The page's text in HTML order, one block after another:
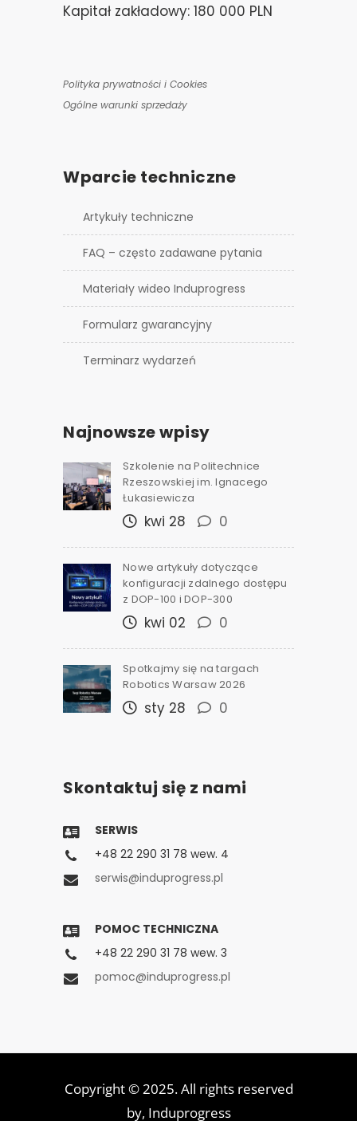
Kapitał zakładowy: 180 000 PLN
Polityka prywatności i Cookies
Ogólne warunki sprzedaży
Wparcie techniczne
Artykuły techniczne
FAQ – często zadawane pytania
Materiały wideo Induprogress
Formularz gwarancyjny
Terminarz wydarzeń
Najnowsze wpisy
Szkolenie na Politechnice
Rzeszowskiej im. Ignacego
Łukasiewicza
kwi 28 0
Nowe artykuły dotyczące
konfiguracji zdalnego dostępu
z DOP-100 i DOP-300
kwi 02 0
Spotkajmy się na targach
Robotics Warsaw 2026
sty 28 0
Skontaktuj się z nami
SERWIS
+48 22 290 31 78 wew. 4
serwis@induprogress.pl
POMOC TECHNICZNA
+48 22 290 31 78 wew. 3
pomoc@induprogress.pl
Copyright © 2025. All rights reserved
by, Induprogress